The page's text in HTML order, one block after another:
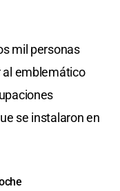
mil personas
al emblemático
se instalaron en